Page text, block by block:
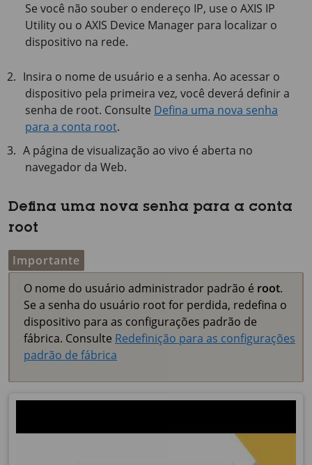
Se você não souber o endereço IP, use o AXIS IP
Utility ou o AXIS Device Manager para localizar o
dispositivo na rede.
Insira o nome de usuário e a senha. Ao acessar o
dispositivo pela primeira vez, você deverá definir a
senha de root. Consulte Defina uma nova senha
para a conta root.
A página de visualização ao vivo é aberta no
navegador da Web.
Defina uma nova senha para a conta
root
Importante
O nome do usuário administrador padrão é root.
Se a senha do usuário root for perdida, redefina o
dispositivo para as configurações padrão de
fábrica. Consulte Redefinição para as configurações
padrão de fábrica